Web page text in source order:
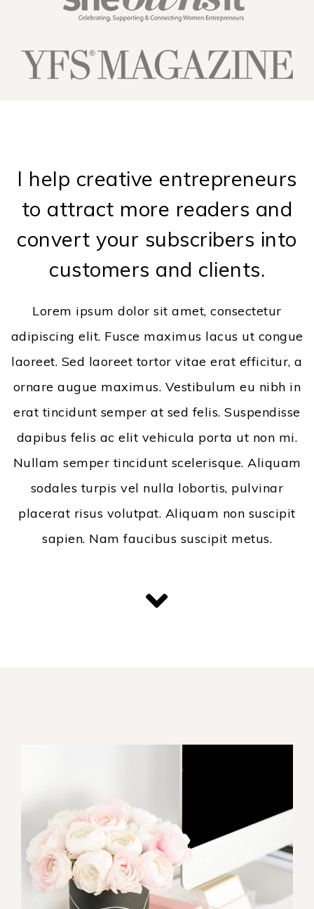
I help creative entrepreneurs
to attract more readers and
convert your subscribers into
customers and clients.
Lorem ipsum dolor sit amet, consectetur
adipiscing elit. Fusce maximus lacus ut congue
laoreet. Sed laoreet tortor vitae erat efficitur, a
ornare augue maximus. Vestibulum eu nibh in
erat tincidunt semper at sed felis. Suspendisse
dapibus felis ac elit vehicula porta ut non mi.
Nullam semper tincidunt scelerisque. Aliquam
sodales turpis vel nulla lobortis, pulvinar
placerat risus volutpat. Aliquam non suscipit
sapien. Nam faucibus suscipit metus.